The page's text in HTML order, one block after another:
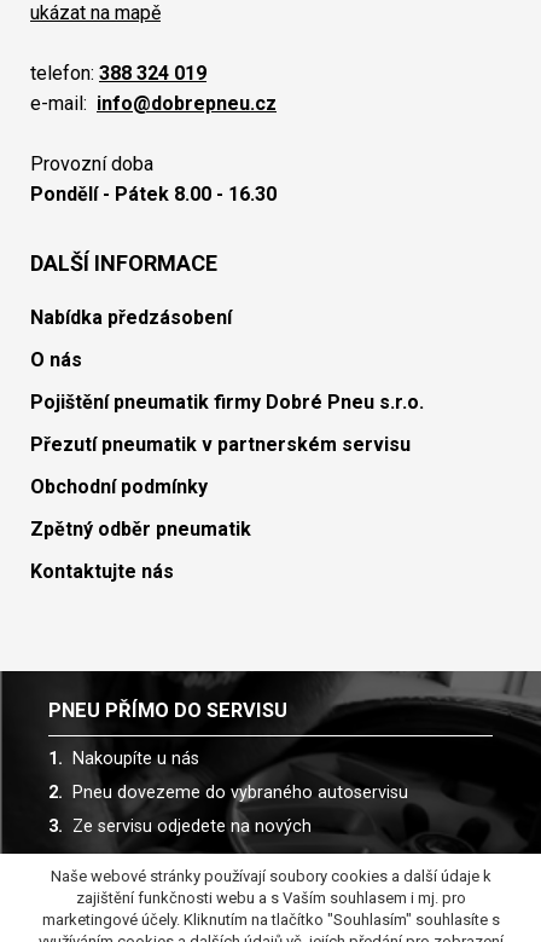
ukázat na mapě
telefon: 388 324 019
e-mail: info@dobrepneu.cz
Provozní doba
Pondělí - Pátek 8.00 - 16.30
DALŠÍ INFORMACE
Nabídka předzásobení
O nás
Pojištění pneumatik firmy Dobré Pneu s.r.o.
Přezutí pneumatik v partnerském servisu
Obchodní podmínky
Zpětný odběr pneumatik
Kontaktujte nás
PNEU PŘÍMO DO SERVISU
Nakoupíte u nás
Pneu dovezeme do vybraného autoservisu
Ze servisu odjedete na nových
Spolupracujeme s více než 30 autoservisy
Naše webové stránky používají soubory cookies a další údaje k
zajištění funkčnosti webu a s Vaším souhlasem i mj. pro
marketingové účely. Kliknutím na tlačítko "Souhlasím" souhlasíte s